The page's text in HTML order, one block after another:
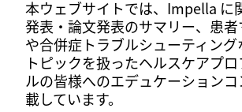
本ウェブサイトでは、Impella に
発表・論文発表のサマリー、患者
や合併症トラブルシューティン
トピックを扱ったヘルスケアプ
ルの皆様へのエデュケーション
載しています。